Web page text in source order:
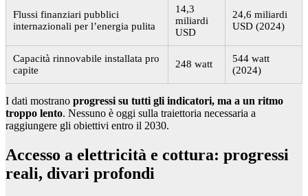
Flussi finanziari pubblici
internazionali per l’energia pulita
14,3
miliardi
USD
24,6 miliardi
USD (2024)
Capacità rinnovabile installata pro
capite
248 watt
544 watt
(2024)
I dati mostrano progressi su tutti gli indicatori, ma a un ritmo
troppo lento. Nessuno è oggi sulla traiettoria necessaria a
raggiungere gli obiettivi entro il 2030.
Accesso a elettricità e cottura: progressi
reali, divari profondi